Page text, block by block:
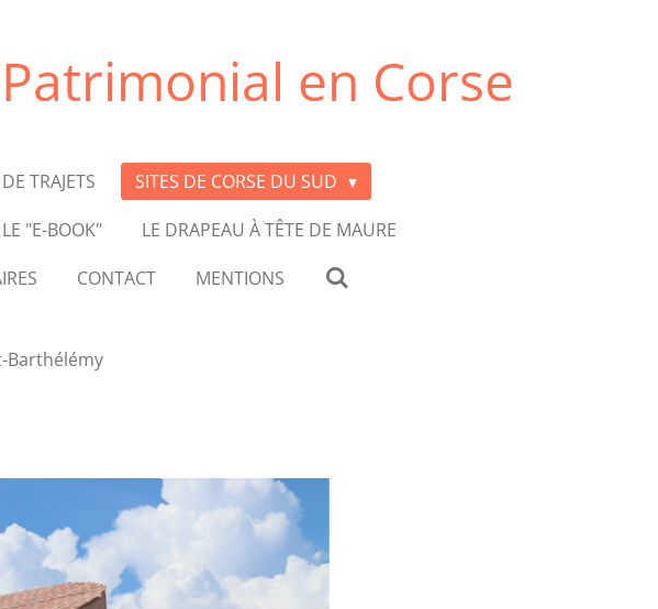
en Corse
TRAJETS
SITES DE CORSE DU SUD
LE "E-BOOK"
LE DRAPEAU À TÊTE DE MAURE
CONTACT MENTIONS
Barthélémy